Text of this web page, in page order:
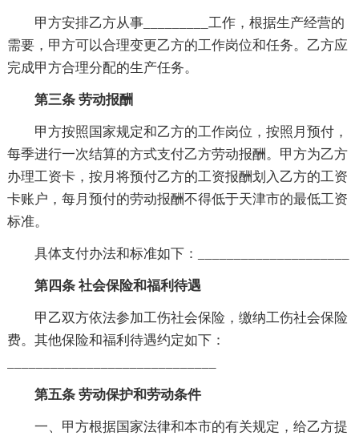
甲方安排乙方从事_________工作，根据生产经营的
需要，甲方可以合理变更乙方的工作岗位和任务。乙方应
完成甲方合理分配的生产任务。
第三条 劳动报酬
甲方按照国家规定和乙方的工作岗位，按照月预付，
每季进行一次结算的方式支付乙方劳动报酬。甲方为乙方
办理工资卡，按月将预付乙方的工资报酬划入乙方的工资
卡账户，每月预付的劳动报酬不得低于天津市的最低工资
标准。
具体支付办法和标准如下：_____________________
第四条 社会保险和福利待遇
甲乙双方依法参加工伤社会保险，缴纳工伤社会保险
费。其他保险和福利待遇约定如下：
第五条 劳动保护和劳动条件
一、甲方根据国家法律和本市的有关规定，给乙方提